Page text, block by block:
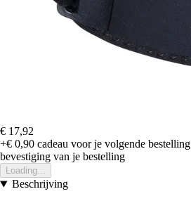
€ 17,92
+€ 0,90 cadeau voor je volgende bestelling
bevestiging van je bestelling
Loading...
Beschrijving